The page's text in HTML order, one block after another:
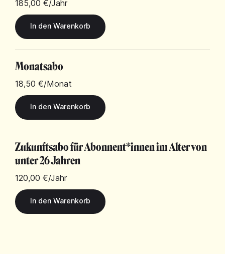
185,00 €/Jahr
Monatsabo
18,50 €/Monat
Zukunftsabo für Abonnent*innen im Alter von
unter 26 Jahren
120,00 €/Jahr